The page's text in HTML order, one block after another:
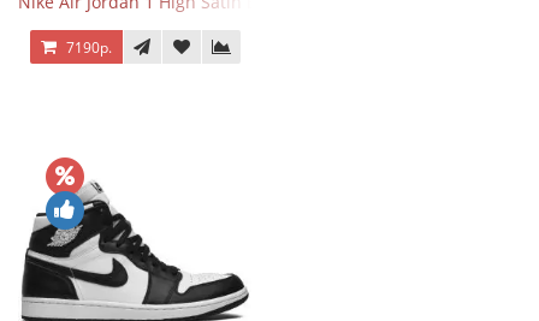
7190р.